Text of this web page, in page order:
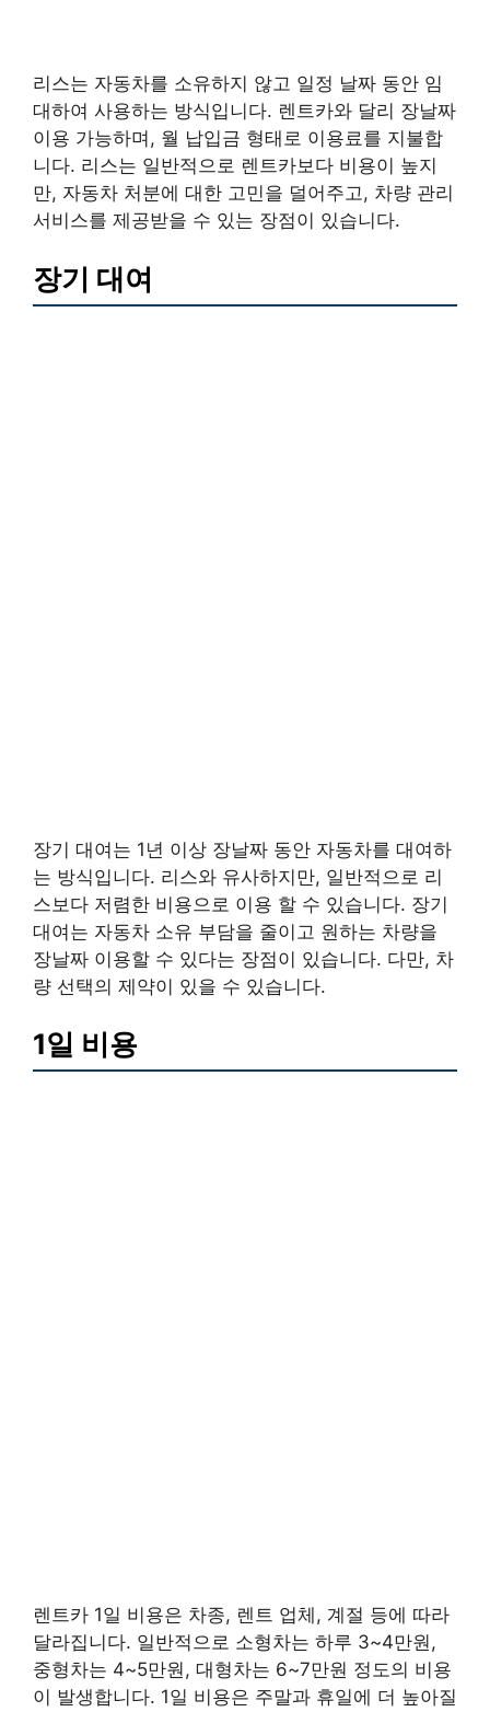
리스는 자동차를 소유하지 않고 일정 날짜 동안 임
대하여 사용하는 방식입니다. 렌트카와 달리 장날짜
이용 가능하며, 월 납입금 형태로 이용료를 지불합
니다. 리스는 일반적으로 렌트카보다 비용이 높지
만, 자동차 처분에 대한 고민을 덜어주고, 차량 관리
서비스를 제공받을 수 있는 장점이 있습니다.
장기 대여
장기 대여는 1년 이상 장날짜 동안 자동차를 대여하
는 방식입니다. 리스와 유사하지만, 일반적으로 리
스보다 저렴한 비용으로 이용 할 수 있습니다. 장기
대여는 자동차 소유 부담을 줄이고 원하는 차량을
장날짜 이용할 수 있다는 장점이 있습니다. 다만, 차
량 선택의 제약이 있을 수 있습니다.
1일 비용
렌트카 1일 비용은 차종, 렌트 업체, 계절 등에 따라
달라집니다. 일반적으로 소형차는 하루 3~4만원,
중형차는 4~5만원, 대형차는 6~7만원 정도의 비용
이 발생합니다. 1일 비용은 주말과 휴일에 더 높아질